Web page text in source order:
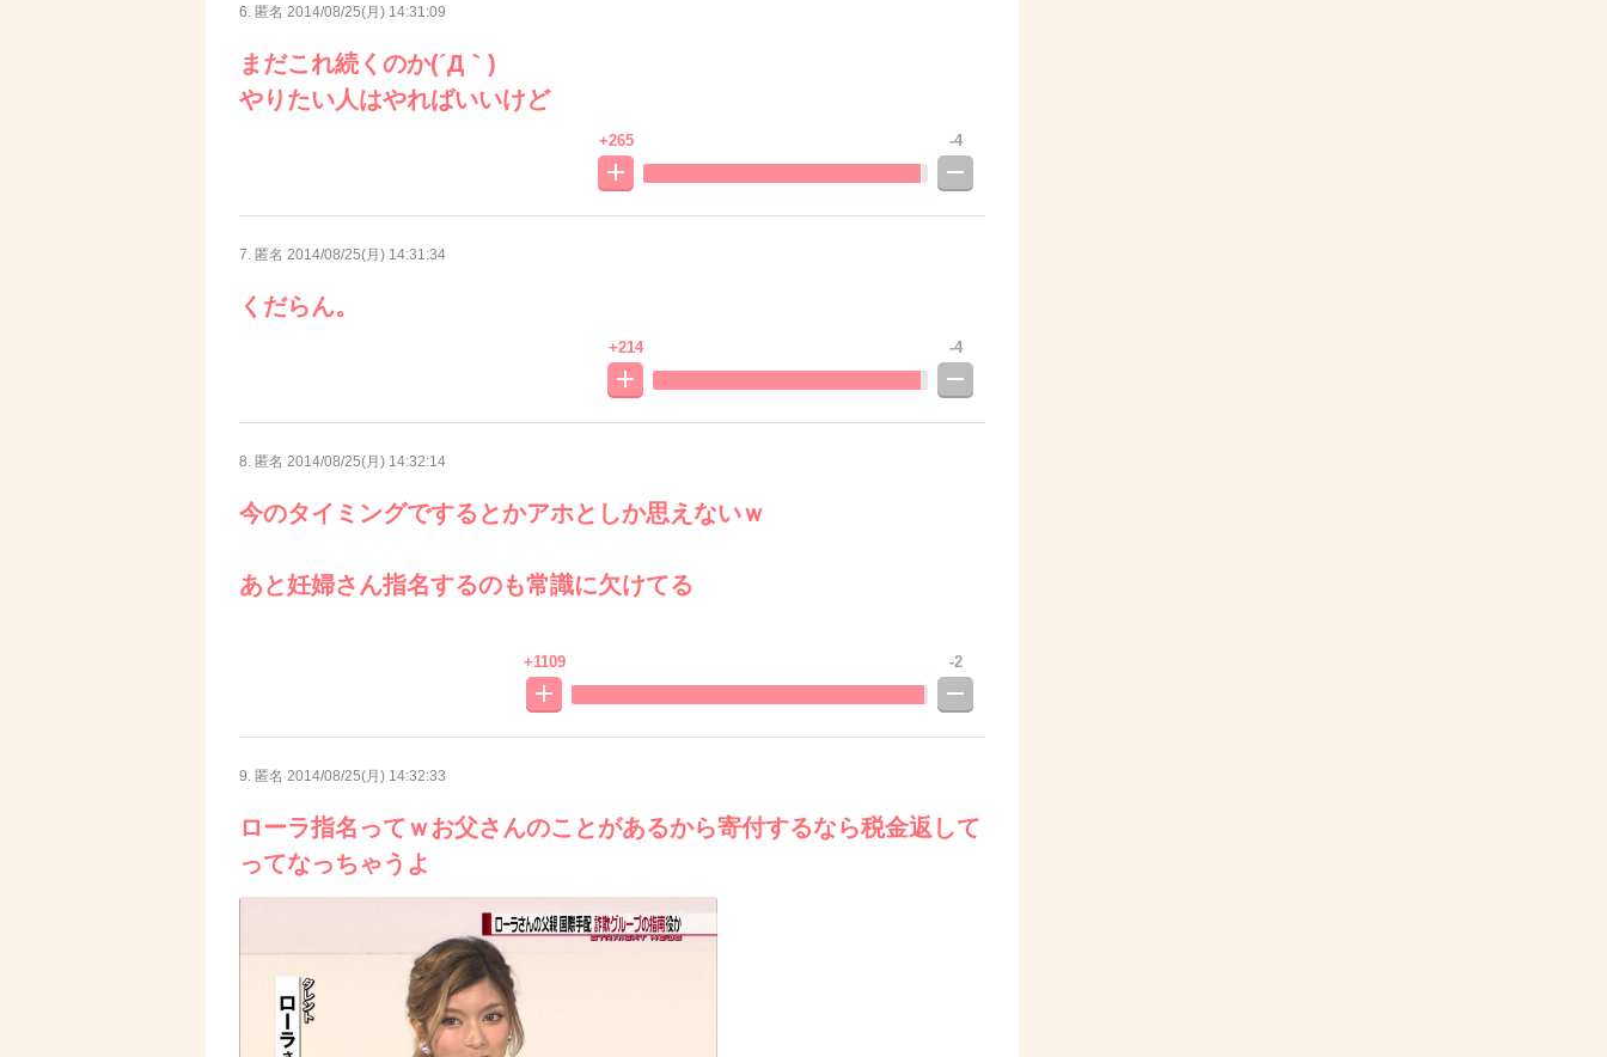
6. 匿名 2014/08/25(月) 14:31:09
まだこれ続くのか(´Д｀)
やりたい人はやればいいけど
+265 -4
7. 匿名 2014/08/25(月) 14:31:34
くだらん。
+214 -4
8. 匿名 2014/08/25(月) 14:32:14
今のタイミングでするとかアホとしか思えないｗ
あと妊婦さん指名するのも常識に欠けてる
+1109 -2
9. 匿名 2014/08/25(月) 14:32:33
ローラ指名ってｗお父さんのことがあるから寄付するなら税金返して
ってなっちゃうよ